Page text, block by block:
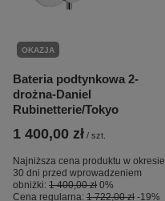
OKAZJA
Bateria podtynkowa 2-
drożna-Daniel
Rubinetterie/Tokyo
1 400,00 zł / szt.
Najniższa cena produktu w okresie
30 dni przed wprowadzeniem
obniżki: 1 400,00 zł 0%
Cena regularna: 1 722,00 zł -19%